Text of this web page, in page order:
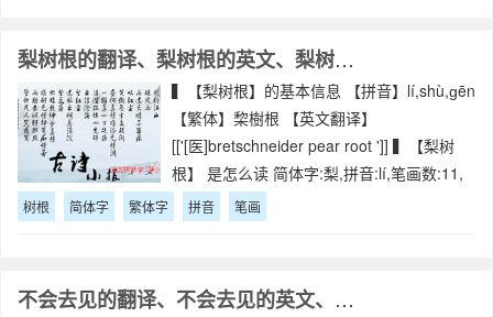
梨树根的翻译、梨树根的英文、梨树根的拼音
▍【梨树根】的基本信息 【拼音】lí,shù,ɡēn
【繁体】棃樹根 【英文翻译】
[['[医]bretschneider pear root ']] ▍【梨树
根】 是怎么读 简体字:梨,拼音:lí,笔画数:11,
繁体字:棃 简体字:树,拼音:shù,笔
树根 简体字 繁体字 拼音 笔画
不会去见的翻译、不会去见的英文、不会去见的拼音